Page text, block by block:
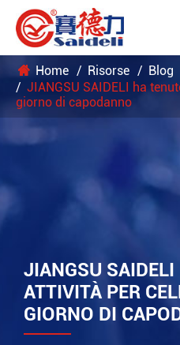
Home Risorse
Blog
JIANGSU SAIDELI ha
giorno di capodanno
JIANGSU SAIDELI
ATTIVITÀ PER
GIORNO DI